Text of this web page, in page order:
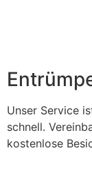
Unser Service
schnell.
kostenlose